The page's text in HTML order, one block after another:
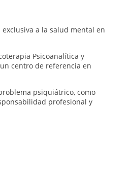
a la salud mental en
Psicoanalítica y
centro de referencia en
psiquiátrico, como
profesional y